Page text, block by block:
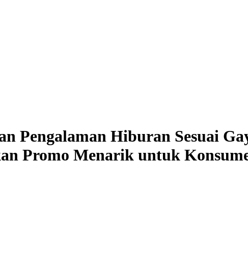
Pengalaman Hiburan Sesuai
Promo Menarik untuk